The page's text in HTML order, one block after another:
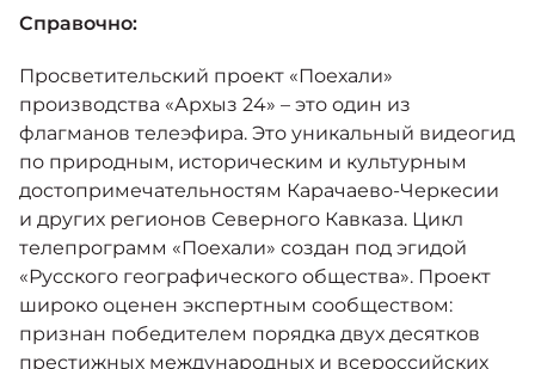
Справочно:
Просветительский проект «Поехали»
производства «Архыз 24» – это один из
флагманов телеэфира. Это уникальный видеогид
по природным, историческим и культурным
достопримечательностям Карачаево-Черкесии
и других регионов Северного Кавказа. Цикл
телепрограмм «Поехали» создан под эгидой
«Русского географического общества». Проект
широко оценен экспертным сообществом:
признан победителем порядка двух десятков
престижных международных и всероссийских